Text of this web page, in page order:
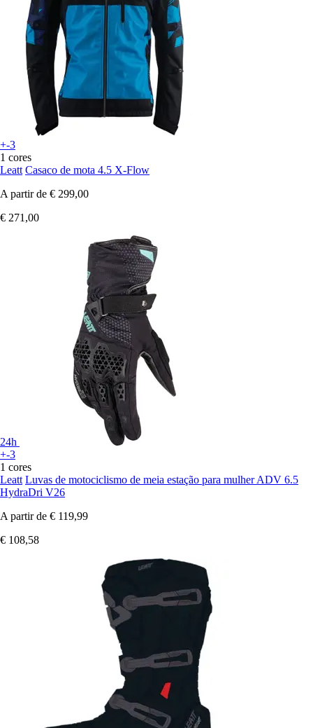
+-3
1 cores
Leatt Casaco de mota 4.5 X-Flow
A partir de € 299,00
€ 271,00
24h
+-3
1 cores
Leatt Luvas de motociclismo de meia estação para mulher ADV 6.5
HydraDri V26
A partir de € 119,99
€ 108,58